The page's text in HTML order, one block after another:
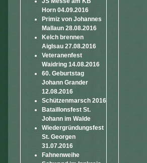
Horn 04.09.2016
Primiz von Johannes
Mallaun 28.08.2016
Kelch brennen
Aiglsau 27.08.2016
Veteranenfest
Waidring 14.08.2016
60. Geburtstag
Johann Grander
12.08.2016
Schützenmarsch 2016
Bataillonsfest St.
Johann im Walde
Wiedergründungsfest
St. Georgen
31.07.2016
Fahnenweihe